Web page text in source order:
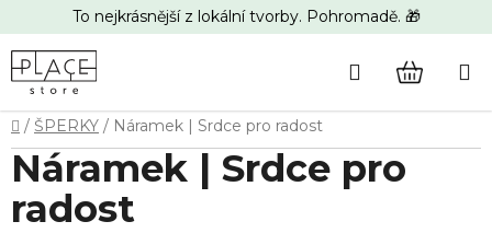
na
obsah
To nejkrásnější z lokální tvorby. Pohromadě. 🎁
Hledat
Domů
/ ŠPERKY / Náramek | Srdce pro radost
Náramek | Srdce pro
radost